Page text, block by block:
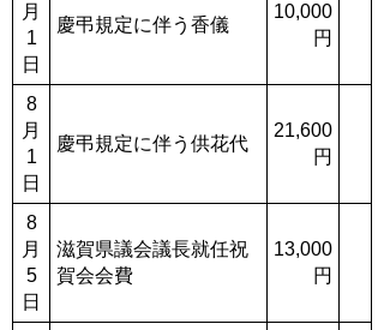
月
1
日
慶弔規定に伴う香儀
10,000
円
8
月
1
日
慶弔規定に伴う供花代
21,600
円
8
月
5
日
滋賀県議会議長就任祝
賀会会費
13,000
円